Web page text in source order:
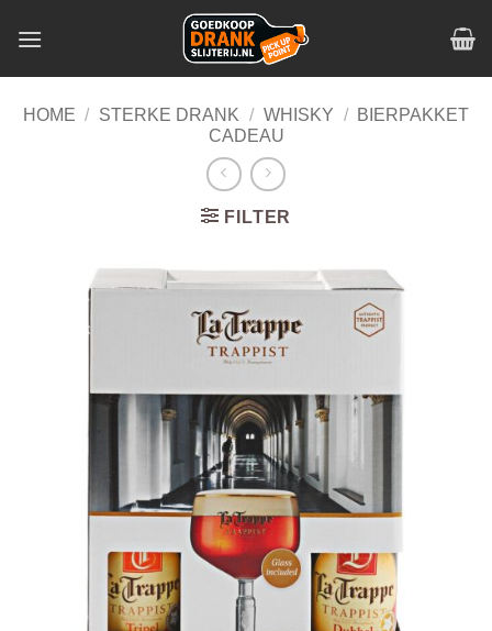
HOME / STERKE DRANK / WHISKY /
BIERPAKKET
CADEAU
FILTER